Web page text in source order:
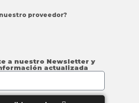
proveedor?
a nuestro Newsletter y
actualizada